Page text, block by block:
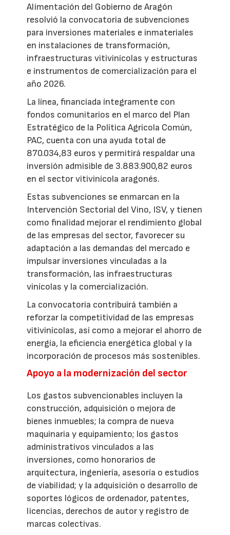
Alimentación del Gobierno de Aragón
resolvió la convocatoria de subvenciones
para inversiones materiales e inmateriales
en instalaciones de transformación,
infraestructuras vitivinícolas y estructuras
e instrumentos de comercialización para el
año 2026.
La línea, financiada íntegramente con
fondos comunitarios en el marco del Plan
Estratégico de la Política Agrícola Común,
PAC, cuenta con una ayuda total de
870.034,83 euros y permitirá respaldar una
inversión admisible de 3.883.900,82 euros
en el sector vitivinícola aragonés.
Estas subvenciones se enmarcan en la
Intervención Sectorial del Vino, ISV, y tienen
como finalidad mejorar el rendimiento global
de las empresas del sector, favorecer su
adaptación a las demandas del mercado e
impulsar inversiones vinculadas a la
transformación, las infraestructuras
vinícolas y la comercialización.
La convocatoria contribuirá también a
reforzar la competitividad de las empresas
vitivinícolas, así como a mejorar el ahorro de
energía, la eficiencia energética global y la
incorporación de procesos más sostenibles.
Apoyo a la modernización del sector
Los gastos subvencionables incluyen la
construcción, adquisición o mejora de
bienes inmuebles; la compra de nueva
maquinaria y equipamiento; los gastos
administrativos vinculados a las
inversiones, como honorarios de
arquitectura, ingeniería, asesoría o estudios
de viabilidad; y la adquisición o desarrollo de
soportes lógicos de ordenador, patentes,
licencias, derechos de autor y registro de
marcas colectivas.